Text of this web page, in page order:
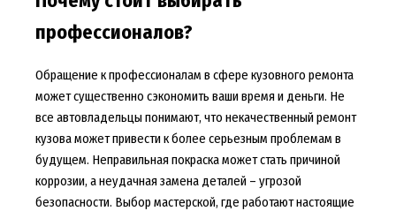
профессионалов?
Обращение к профессионалам в сфере кузовного ремонта
может существенно сэкономить ваши время и деньги. Не
все автовладельцы понимают, что некачественный ремонт
кузова может привести к более серьезным проблемам в
будущем. Неправильная покраска может стать причиной
коррозии, а неудачная замена деталей – угрозой
безопасности. Выбор мастерской, где работают настоящие